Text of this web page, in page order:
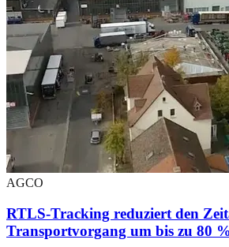
AGCO
RTLS-Tracking reduziert den
Transportvorgang um bis zu 80